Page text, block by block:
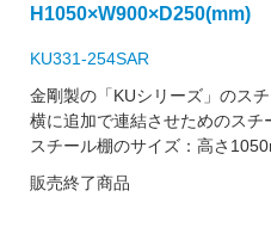
H1050×W900×D250(mm)
KU331-254SAR
金剛製の「KUシリーズ」のス
横に追加で連結させためのスチ
スチール棚のサイズ：高さ
販売終了商品